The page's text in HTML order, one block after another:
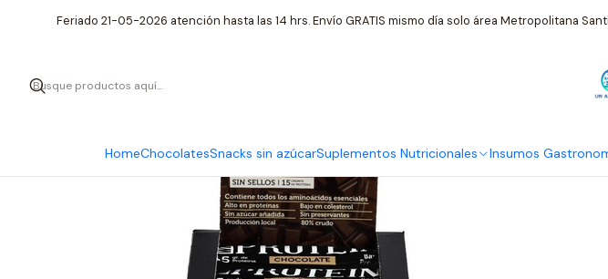
HomeChocolatesSnacks sin azúcarSuplementos Nutricionales Insumos
Feriado 21-05-2026 atención hasta las 14 hrs. Envío GRATIS mismo día solo área Metropolitana
Inicio Proteínas Wild Foods